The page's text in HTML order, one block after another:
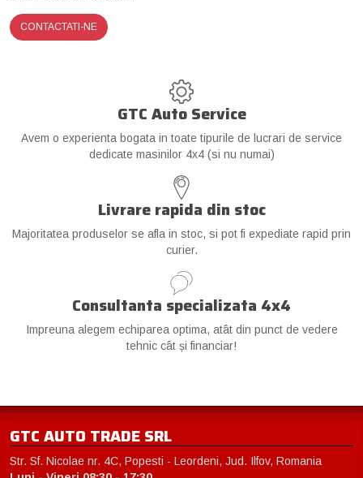
CONTACTATI-NE
GTC Auto Service
Avem o experienta bogata in toate tipurile de lucrari de service
dedicate masinilor 4x4 (si nu numai)
Livrare rapida din stoc
Majoritatea produselor se afla in stoc, si pot fi expediate rapid prin
curier.
Consultanta specializata 4x4
Impreuna alegem echiparea optima, atât din punct de vedere
tehnic cât și financiar!
GTC AUTO TRADE SRL
Str. Sf. Nicolae nr. 4C, Popesti - Leordeni, Jud. Ilfov, Romania